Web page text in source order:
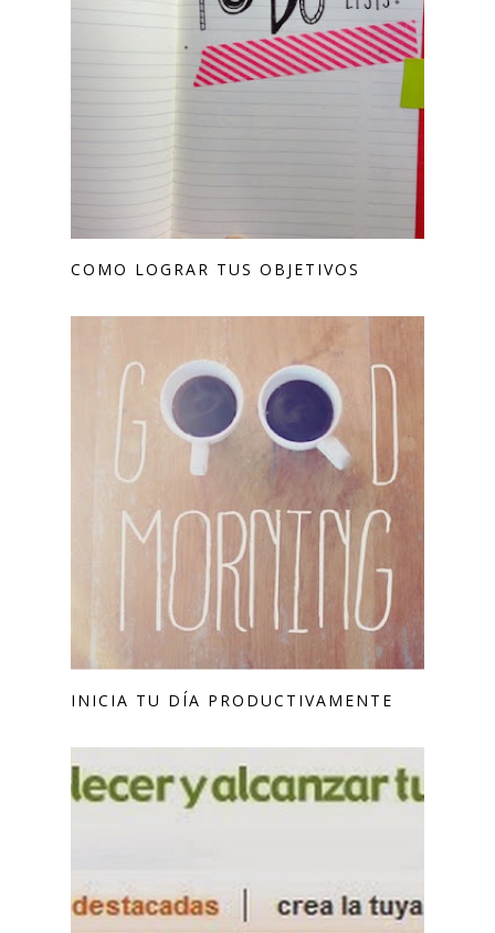
COMO LOGRAR TUS OBJETIVOS
INICIA TU DÍA PRODUCTIVAMENTE